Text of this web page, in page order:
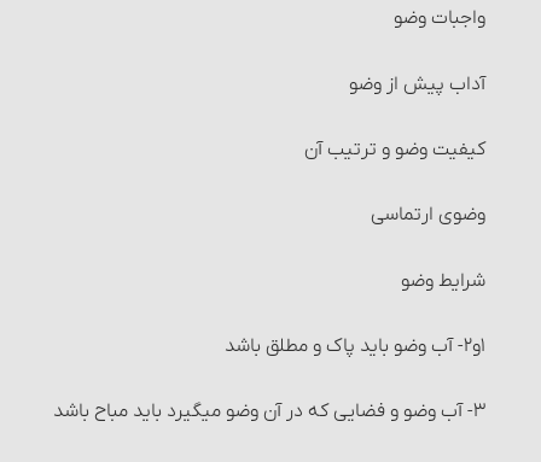
معاملات حرام‏ : خرید و فروشی که آمیخته و همراه غش
واجبات وضو
آداب پیش از وضو
کیفیت وضو و ترتیب آن
وضوی ارتماسی
شرایط وضو
۱و۲- آب وضو باید پاک و مطلق باشد
۳- آب وضو و فضایی که در آن وضو می‏گیرد باید مباح باشد